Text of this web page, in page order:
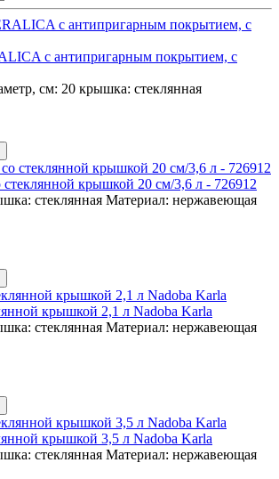
с антипригарным покрытием, с
см: 20 крышка: стеклянная
крышкой 20 см/3,6 л - 726912
стеклянная Материал: нержавеющая
крышкой 2,1 л Nadoba Karla
стеклянная Материал: нержавеющая
крышкой 3,5 л Nadoba Karla
стеклянная Материал: нержавеющая